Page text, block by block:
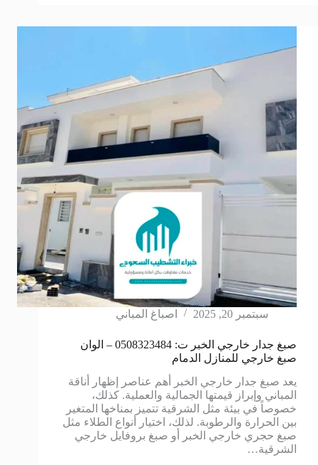
سبتمبر 20, 2025 اصباغ المباني
صبغ جدار خارجي الخبر ت: 0508323484 – الوان
صبغ خارجي للمنازل الدمام
يعد صبغ جدار خارجي الخبر أهم عناصر إظهار أناقة
المباني وإبراز قيمتها الجمالية والعملية. كذلك،
خصوصاً في بيئة مثل الشرقية تتميز بمناخها المتغير
بين الحرارة والرطوبة. لذلك، اختيار أنواع الطلاء مثل
صبغ حجري خارجي الخبر أو صبغ بروفايل خارجي
الشرقية…